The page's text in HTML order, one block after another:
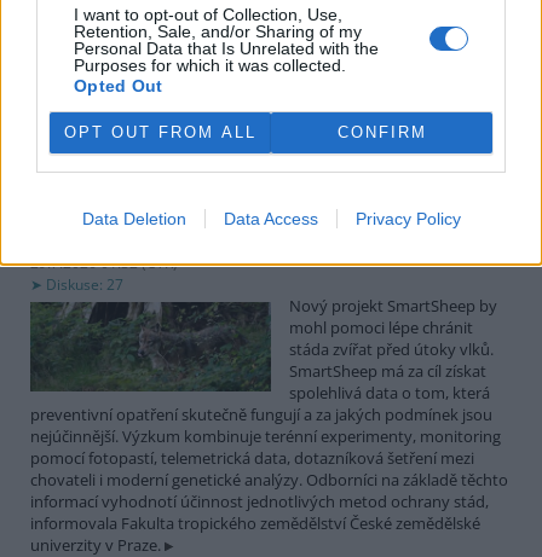
I want to opt-out of Collection, Use,
Retention, Sale, and/or Sharing of my
Personal Data that Is Unrelated with the
Purposes for which it was collected.
Opted Out
OPT OUT FROM ALL CONFIRM
Data Deletion Data Access Privacy Policy
které má omezit množství
obalového a odpadového materiálu. ČTK to řekli zástupci e-
commerce. Krátkodobě by se náklady podle nich mohly
promítnout do cen zboží nebo do poplatků za balné, zvýšit by se
mohla administrativní zátěž pro e-shopy. Z dlouhodobého hlediska
však investice do nových obalů a technologií může náklady na
přepravu snížit. Evropský předpis začne platit 12. srpna.
Nový projekt, na kterém se podílí ČZU, má pomoci
chránit stáda před útoky vlků
29.7.2026 01:32 (ČTK)
Diskuse: 27
Nový projekt SmartSheep by
mohl pomoci lépe chránit
stáda zvířat před útoky vlků.
SmartSheep má za cíl získat
spolehlivá data o tom, která
preventivní opatření skutečně fungují a za jakých podmínek jsou
nejúčinnější. Výzkum kombinuje terénní experimenty, monitoring
pomocí fotopastí, telemetrická data, dotazníková šetření mezi
chovateli i moderní genetické analýzy. Odborníci na základě těchto
informací vyhodnotí účinnost jednotlivých metod ochrany stád,
informovala Fakulta tropického zemědělství České zemědělské
univerzity v Praze.